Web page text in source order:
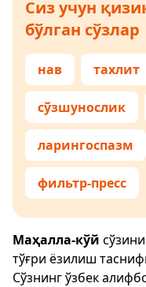
Сиз учун
бўлган сўзлар
нав тахлит
сўзшунослик
ларингоспазм
фильтр-пресс
Маҳалла-кўй
тўғри ёзилиш
Сўзнинг ўзбек